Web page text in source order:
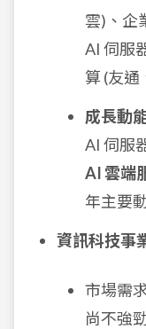
雲)、企
AI 伺服
算 (友通
成長動
AI 伺服
AI 雲端
年主要
資訊科技事
市場需
尚不強